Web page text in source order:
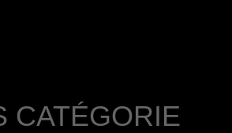
CATÉGORIE